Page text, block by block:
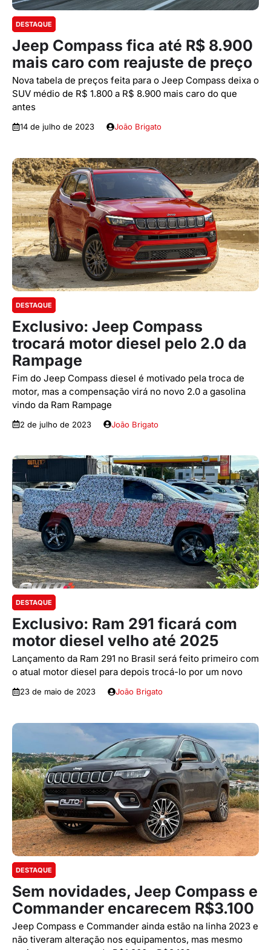
DESTAQUE
Jeep Compass fica até R$ 8.900
mais caro com reajuste de preço
Nova tabela de preços feita para o Jeep Compass deixa o
SUV médio de R$ 1.800 a R$ 8.900 mais caro do que
antes
14 de julho de 2023 João Brigato
DESTAQUE
Exclusivo: Jeep Compass
trocará motor diesel pelo 2.0 da
Rampage
Fim do Jeep Compass diesel é motivado pela troca de
motor, mas a compensação virá no novo 2.0 a gasolina
vindo da Ram Rampage
2 de julho de 2023 João Brigato
DESTAQUE
Exclusivo: Ram 291 ficará com
motor diesel velho até 2025
Lançamento da Ram 291 no Brasil será feito primeiro com
o atual motor diesel para depois trocá-lo por um novo
23 de maio de 2023 João Brigato
DESTAQUE
Sem novidades, Jeep Compass e
Commander encarecem R$3.100
Jeep Compass e Commander ainda estão na linha 2023 e
não tiveram alteração nos equipamentos, mas mesmo